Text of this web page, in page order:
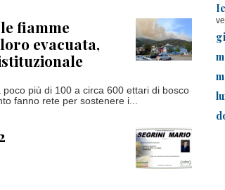
fiamme
evacuata,
più di 100 a circa 600 ettari di bosco
fanno rete per sostenere i...